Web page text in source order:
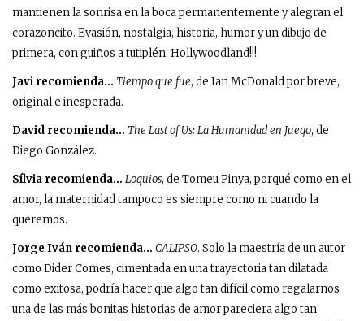
mantienen la sonrisa en la boca permanentemente y alegran el
corazoncito. Evasión, nostalgia, historia, humor y un dibujo de
primera, con guiños a tutiplén. Hollywoodland!!!
Javi recomienda… Tiempo que fue, de Ian McDonald por breve,
original e inesperada.
David recomienda… The Last of Us: La Humanidad en Juego, de
Diego González.
Sílvia recomienda… Loquios, de Tomeu Pinya, porqué como en el
amor, la maternidad tampoco es siempre como ni cuando la
queremos.
Jorge Iván recomienda… CALIPSO. Solo la maestría de un autor
como Dider Comes, cimentada en una trayectoria tan dilatada
como exitosa, podría hacer que algo tan difícil como regalarnos
una de las más bonitas historias de amor pareciera algo tan